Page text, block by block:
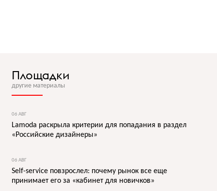
Площадки
другие материалы
06 АВГ
Lamoda раскрыла критерии для попадания в раздел
«Российские дизайнеры»
06 АВГ
Self-service повзрослел: почему рынок все еще
принимает его за «кабинет для новичков»